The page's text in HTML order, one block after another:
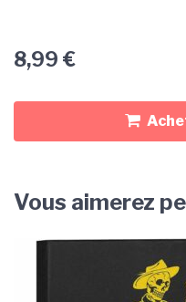
8,99 €
Vous aimerez